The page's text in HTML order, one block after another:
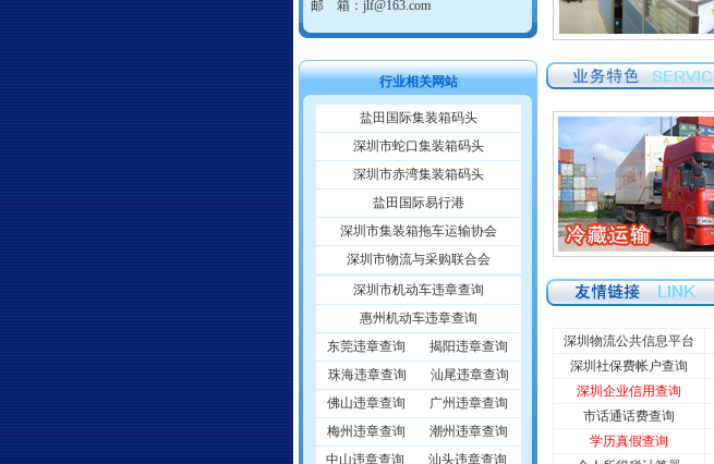
邮 箱：jlf@163.com
行业相关网站
盐田国际集装箱码头
深圳市蛇口集装箱码头
深圳市赤湾集装箱码头
盐田国际易行港
深圳市集装箱拖车运输协会
深圳市物流与采购联合会
深圳市机动车违章查询
惠州机动车违章查询
东莞违章查询
揭阳违章查询
珠海违章查询
汕尾违章查询
佛山违章查询
广州违章查询
梅州违章查询
潮州违章查询
中山违章查询
汕头违章查询
深圳物流公共信息平台
深圳社保费帐户查询
深圳企业信用查询
市话通话费查询
学历真假查询